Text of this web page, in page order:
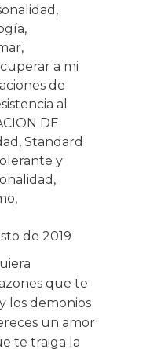
,
,
,
a mi
de
al
DE
, Standard
y
,
,
de 2019
que te
los demonios
un amor
te traiga la